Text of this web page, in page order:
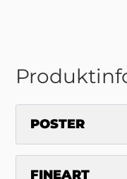
POSTER
FINEART